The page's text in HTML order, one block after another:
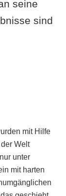
seine
sind
mit Hilfe
Welt
unter
mit harten